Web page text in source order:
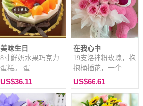
美味生日
8寸鲜奶水果巧克力
蛋糕。 蛋...
US$36.11
在我心中
19支洛神粉玫瑰，抱
抱桶插花，一个...
US$66.61